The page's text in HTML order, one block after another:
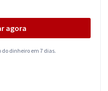
agora
dinheiro em 7 dias.